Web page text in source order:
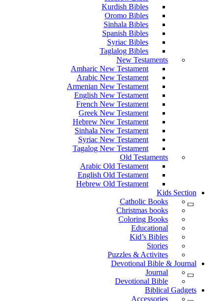
Kurdish Bibles
Oromo Bibles
Sinhala Bibles
Spanish Bibles
Syriac Bibles
Taglalog Bibles
New Testaments
Amharic New Testament
Arabic New Testament
Armenian New Testament
English New Testament
French New Testament
Greek New Testament
Hebrew New Testament
Sinhala New Testament
Syriac New Testament
Tagalog New Testament
Old Testaments
Arabic Old Testament
English Old Testament
Hebrew Old Testament
Kids Section
Catholic Books
Christmas books
Coloring Books
Educational
Kid’s Bibles
Stories
Puzzles & Activites
Devotional Bible & Journal
Journal
Devotional Bible
Biblical Gadgets
Accessories